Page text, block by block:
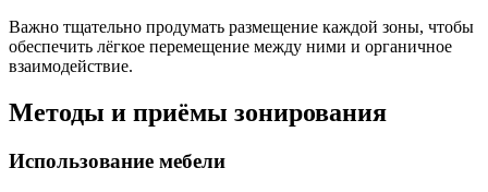
Важно тщательно продумать размещение каждой зоны, чтобы
обеспечить лёгкое перемещение между ними и органичное
взаимодействие.
Методы и приёмы зонирования
Использование мебели